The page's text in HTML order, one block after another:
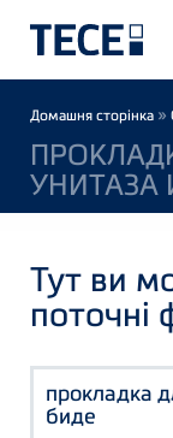
Домашня сторінка »
УНИТАЗА
Тут ви
поточні
прокладка
биде